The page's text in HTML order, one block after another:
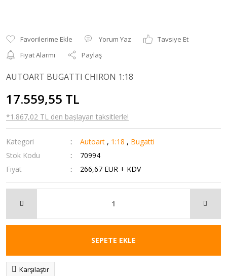
Yorum Yaz
Tavsiye Et
Fiyat Alarmı
Paylaş
AUTOART BUGATTI CHIRON 1:18
17.559,55 TL
*1.867,02 TL den başlayan taksitlerle!
Kategori Autoart , 1:18 , Bugatti
Stok Kodu
70994
Fiyat
266,67 EUR + KDV
SEPETE EKLE
Karşılaştır